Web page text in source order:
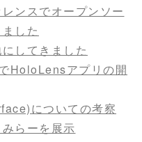
ンスでオープンソー
した
してきました
HoloLensアプリの開
についての考察
らーを展示